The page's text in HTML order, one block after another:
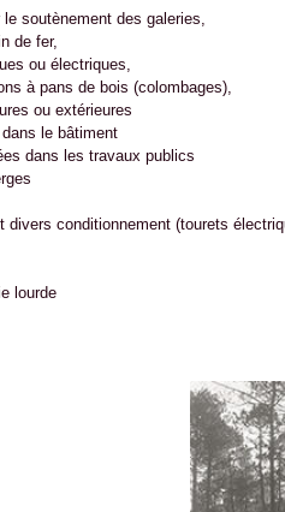
soutènement des galeries,
de fer,
ou électriques,
à pans de bois (colombages),
ou extérieures
le bâtiment
dans les travaux publics
divers conditionnement (tourets
lourde